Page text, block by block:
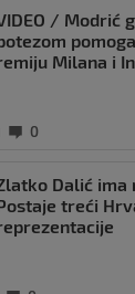
/ Modrić
Milana i
0
Dalić ima
treći